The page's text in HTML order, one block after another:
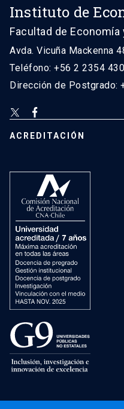
Instituto de
Facultad de
Avda. Vicuña Mackenna
Teléfono: +56 2 2354
Dirección de Postgrado:
ACREDITACIÓN